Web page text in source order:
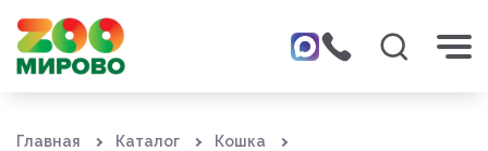
Главная Каталог
Кошка